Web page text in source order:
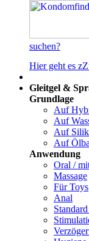
suchen?
Hier geht es zZ
Gleitgel &
Grundlage
Auf
Auf
Auf
Auf
Anwendung
Oral /
Massage
Für Toys
Anal